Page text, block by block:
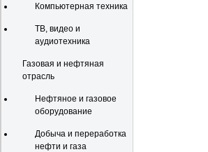
Компьютерная техника
ТВ, видео и
аудиотехника
Газовая и нефтяная
отрасль
Нефтяное и газовое
оборудование
Добыча и переработка
нефти и газа